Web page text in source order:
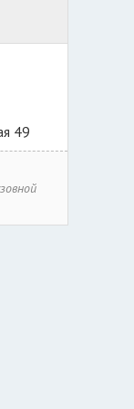
49